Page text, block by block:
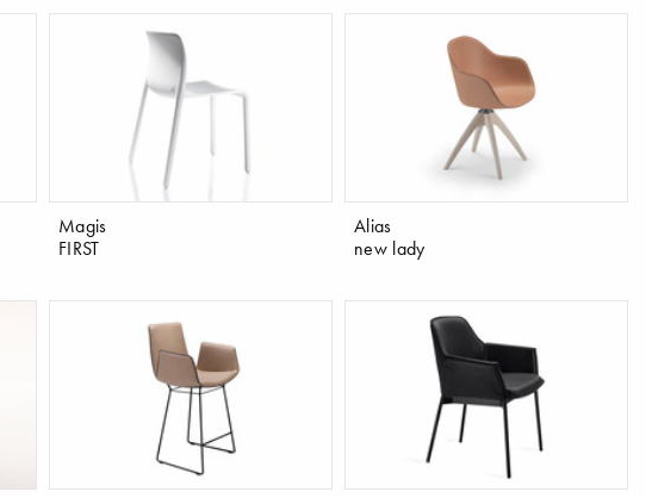
Magis
FIRST
Alias
new lady